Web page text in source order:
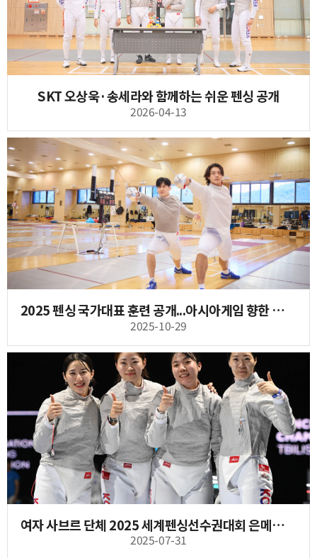
SKT 오상욱·송세라와 함께하는 쉬운 펜싱 공개
2026-04-13
2025 펜싱 국가대표 훈련 공개...아시아게임 향한 여정 시작
2025-10-29
여자 사브르 단체 2025 세계펜싱선수권대회 은메달 획득
2025-07-31